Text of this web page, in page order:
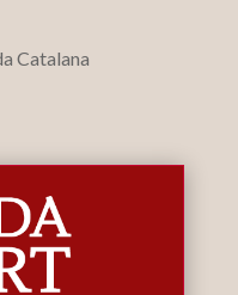
Catalana